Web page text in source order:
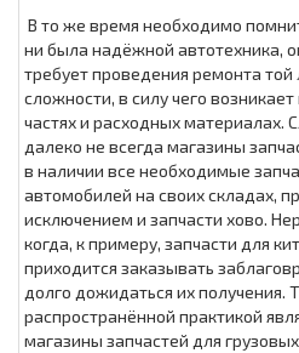
В то же время необходимо
ни была надёжной автотехника,
требует проведения ремонта той
сложности, в силу чего
частях и расходных материалах.
далеко не всегда магазины
в наличии все необходимые
автомобилей на своих складах,
исключением и запчасти хово.
когда, к примеру, запчасти для
приходится заказывать
долго дожидаться их получения.
распространённой практикой
магазины запчастей для